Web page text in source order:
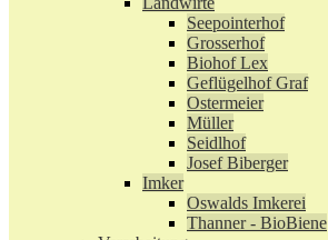
Seepointerhof
Grosserhof
Biohof Lex
Geflügelhof Graf
Ostermeier
Müller
Seidlhof
Josef Biberger
Imker
Oswalds Imkerei
Thanner - BioBiene